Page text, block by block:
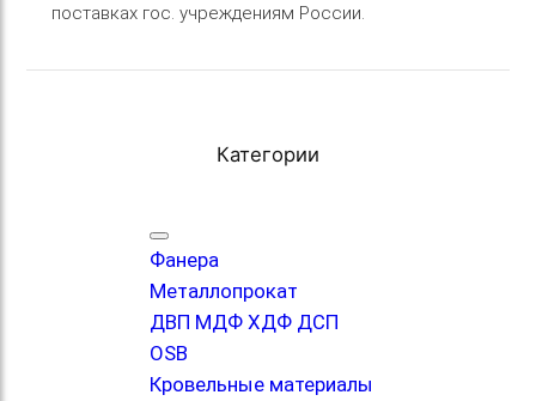
поставках гос. учреждениям России.
Категории
Фанера
Металлопрокат
ДВП МДФ ХДФ ДСП
OSB
Кровельные материалы